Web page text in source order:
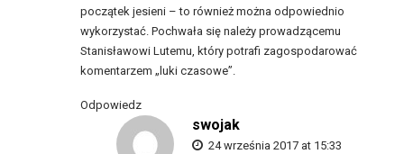
początek jesieni – to również można odpowiednio
wykorzystać. Pochwała się należy prowadzącemu
Stanisławowi Lutemu, który potrafi zagospodarować
komentarzem „luki czasowe”.
Odpowiedz
swojak
24 września 2017 at 15:33